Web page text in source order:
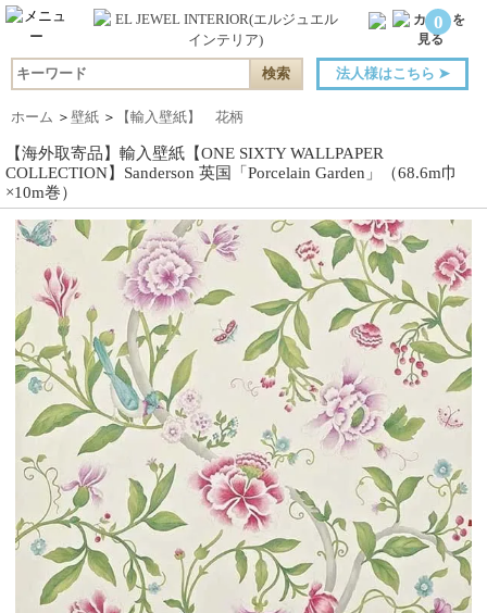
0
法人様はこちら ➤
ホーム ＞ 壁紙 ＞ 【輸入壁紙】 花柄
【海外取寄品】輸入壁紙【ONE SIXTY WALLPAPER
COLLECTION】Sanderson 英国「Porcelain Garden」（68.6m巾
×10m巻）